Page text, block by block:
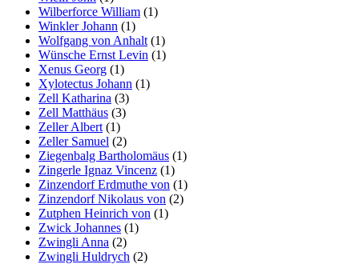
Wilberforce William (1)
Winkler Johann (1)
Wolfgang von Anhalt (1)
Wünsche Ernst Levin (1)
Xenus Georg (1)
Xylotectus Johann (1)
Zell Katharina (3)
Zell Matthäus (3)
Zeller Albert (1)
Zeller Samuel (2)
Ziegenbalg Bartholomäus (1)
Zingerle Ignaz Vincenz (1)
Zinzendorf Erdmuthe von (1)
Zinzendorf Nikolaus von (2)
Zutphen Heinrich von (1)
Zwick Johannes (1)
Zwingli Anna (2)
Zwingli Huldrych (2)